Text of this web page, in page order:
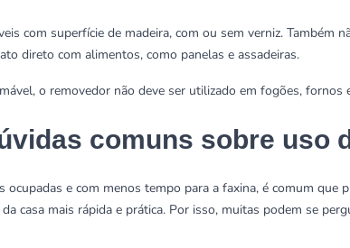
com superfície de madeira, com ou sem verniz. Também
direto com alimentos, como panelas e assadeiras.
o removedor não deve ser utilizado em fogões, fornos
comuns sobre uso
ocupadas e com menos tempo para a faxina, é comum que
casa mais rápida e prática. Por isso, muitas podem se